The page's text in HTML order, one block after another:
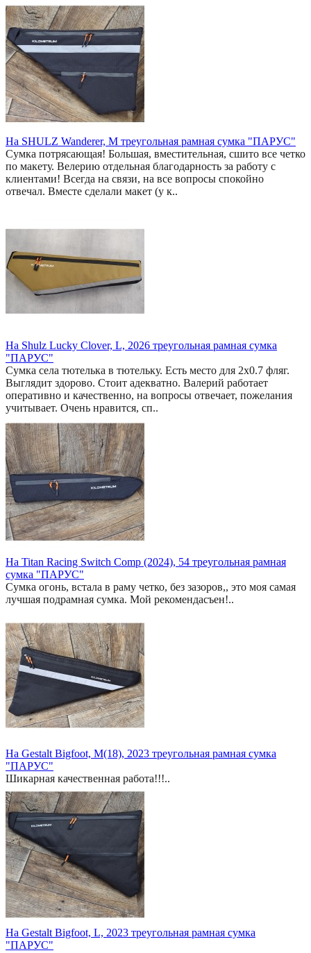
На SHULZ Wanderer, M треугольная рамная сумка "ПАРУС"
Сумка потрясающая! Большая, вместительная, сшито все четко
по макету. Велерию отдельная благодарность за работу с
клиентами! Всегда на связи, на все вопросы спокойно
отвечал. Вместе сделали макет (у к..
На Shulz Lucky Clover, L, 2026 треугольная рамная сумка
"ПАРУС"
Сумка села тютелька в тютельку. Есть место для 2x0.7 фляг.
Выглядит здорово. Стоит адекватно. Валерий работает
оперативно и качественно, на вопросы отвечает, пожелания
учитывает. Очень нравится, сп..
На Titan Racing Switch Comp (2024), 54 треугольная рамная
сумка "ПАРУС"
Сумка огонь, встала в раму четко, без зазоров,, это моя самая
лучшая подрамная сумка. Мой рекомендасъен!..
На Gestalt Bigfoot, M(18), 2023 треугольная рамная сумка
"ПАРУС"
Шикарная качественная работа!!!..
На Gestalt Bigfoot, L, 2023 треугольная рамная сумка
"ПАРУС"